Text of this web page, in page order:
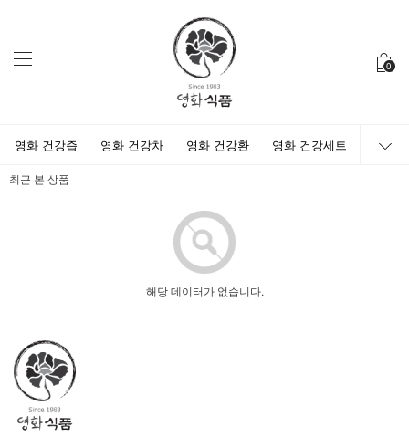
0
영화 건강즙 영화 건강차 영화 건강환 영화 건강세트
최근 본 상품
해당 데이터가 없습니다.